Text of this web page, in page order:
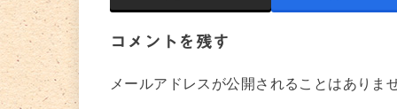
コメントを残す
メールアドレスが公開されることはありま